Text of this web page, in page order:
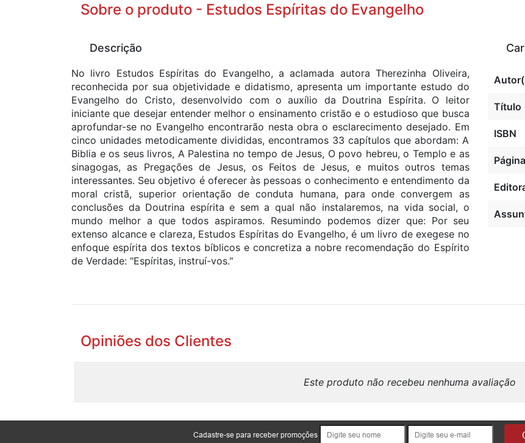
Sobre o produto - Estudos Espíritas do Evangelho
Descrição
No livro Estudos Espíritas do Evangelho, a aclamada autora Therezinha Oliveira,
reconhecida por sua objetividade e didatismo, apresenta um importante estudo do
Evangelho do Cristo, desenvolvido com o auxílio da Doutrina Espírita. O leitor
iniciante que desejar entender melhor o ensinamento cristão e o estudioso que busca
aprofundar-se no Evangelho encontrarão nesta obra o esclarecimento desejado. Em
cinco unidades metodicamente divididas, encontramos 33 capítulos que abordam: A
Biblia e os seus livros, A Palestina no tempo de Jesus, O povo hebreu, o Templo e as
sinagogas, as Pregações de Jesus, os Feitos de Jesus, e muitos outros temas
interessantes. Seu objetivo é oferecer às pessoas o conhecimento e entendimento da
moral cristã, superior orientação de conduta humana, para onde convergem as
conclusões da Doutrina espírita e sem a qual não instalaremos, na vida social, o
mundo melhor a que todos aspiramos. Resumindo podemos dizer que: Por seu
extenso alcance e clareza, Estudos Espíritas do Evangelho, é um livro de exegese no
enfoque espírita dos textos bíblicos e concretiza a nobre recomendação do Espírito
de Verdade: "Espíritas, instruí-vos."
Título
ISBN
Opiniões dos Clientes
Este produto não recebeu nenhuma avaliação
Cadastre-se para receber promoções